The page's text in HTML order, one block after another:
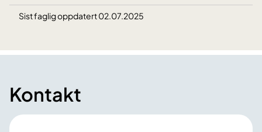
Sist faglig oppdatert 02.07.2025
Kontakt